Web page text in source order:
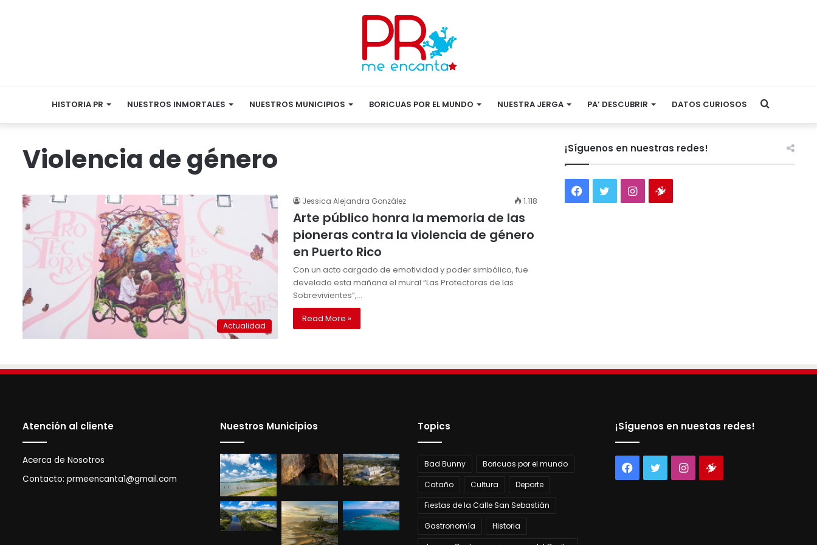
HISTORIA PR NUESTROS INMORTALES NUESTROS MUNICIPIOS BORICUAS POR EL MUNDO NUESTRA JERGA PA’ DESCUBRIR DATOS CURIOSOS Search
Violencia de género
Actualidad
Jessica Alejandra González 1.118
Arte público honra la memoria de las
pioneras contra la violencia de género
en Puerto Rico
Con un acto cargado de emotividad y poder simbólico, fue
develado esta mañana el mural “Las Protectoras de las
Sobrevivientes”,…
Read More »
¡Síguenos en nuestras redes!
Facebook
TwitterInstagram
Atención al cliente
Acerca de Nosotros
Contacto: prmeencanta1@gmail.com
Nuestros Municipios Topics
Bad Bunny
Boricuas por el mundo
Cataño
Cultura
Deporte
Fiestas de la Calle San Sebastián
Gastronomía
Historia
¡Síguenos en nuestas redes!
Facebook
TwitterInstagram